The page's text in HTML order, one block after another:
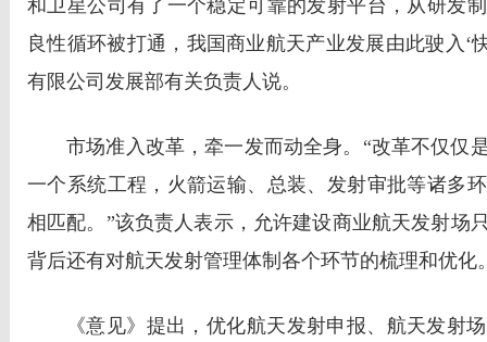
和卫星公司有了一个稳定可靠的发射平台，从研发
良性循环被打通，我国商业航天产业发展由此驶入‘
有限公司发展部有关负责人说。
市场准入改革，牵一发而动全身。“改革不仅仅
一个系统工程，火箭运输、总装、发射审批等诸多
相匹配。”该负责人表示，允许建设商业航天发射场
背后还有对航天发射管理体制各个环节的梳理和优化
《意见》提出，优化航天发射申报、航天发射